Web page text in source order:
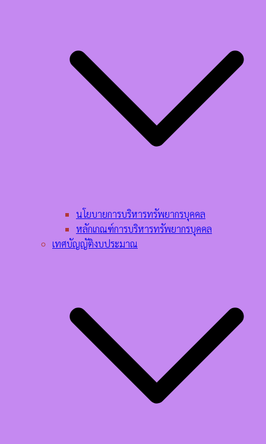
นโยบายการบริหารทรัพยากรบุคคล​
หลักเกณฑ์การบริหารทรัพยากรบุคคล​
เทศบัญญัติงบประมาณ